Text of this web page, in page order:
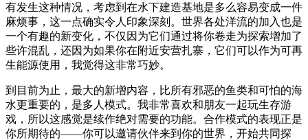
有发生这种情况，考虑到在水下建造基地是多么容易变成一件
麻烦事，这一点确实令人印象深刻。世界各处洋流的加入也是
一个有趣的新变化，不仅因为它们通过将你卷走为探索增加了
些许混乱，还因为如果你在附近安营扎寨，它们可以作为可再
生能源使用，我觉得这非常巧妙。
到目前为止，最大的新增内容，比所有邪恶的鱼类和可怕的海
水更重要的，是多人模式。我非常喜欢和朋友一起玩生存游
戏，所以这感觉是续作绝对需要的功能。合作模式的表现正是
你所期待的——你可以邀请伙伴来到你的世界，开始共同探